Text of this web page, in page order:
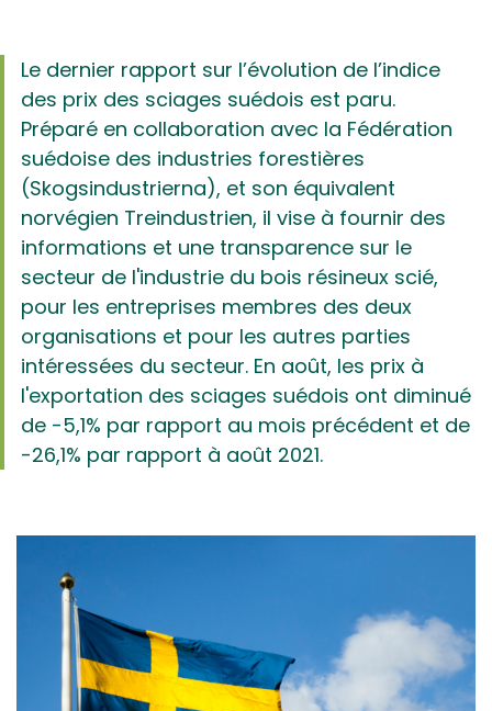
Le dernier rapport sur l’évolution de l’indice
des prix des sciages suédois est paru.
Préparé en collaboration avec la Fédération
suédoise des industries forestières
(Skogsindustrierna), et son équivalent
norvégien Treindustrien, il vise à fournir des
informations et une transparence sur le
secteur de l'industrie du bois résineux scié,
pour les entreprises membres des deux
organisations et pour les autres parties
intéressées du secteur. En août, les prix à
l'exportation des sciages suédois ont diminué
de -5,1% par rapport au mois précédent et de
-26,1% par rapport à août 2021.